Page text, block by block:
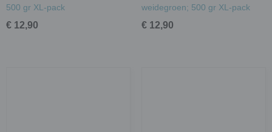
500 gr XL-pack
€ 12,90
weidegroen; 500 gr XL-pack
€ 12,90